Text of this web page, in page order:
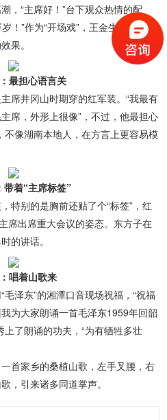
，“主席好！”台下观众热情的配
”作为“开场戏”，王金生成功地带
果。
最担心语言关
席井冈山时期穿的红军装。“我最有
席，外形上很像”，不过，他最担心
不像湖南本地人，在方言上更容易模
着“主席标签”
特别的是胸前还贴了个“标签”，红
席出席重大会议的姿态。东方子在
的讲话。
唱着山歌来
泽东”的湘潭口音现场祝福，“祝福
为大家朗诵一首毛泽东1959年回韶
了朗诵的功夫，“为有牺牲多壮
首家乡的桑植山歌，左手叉腰，右
，引来诸多同道掌声。